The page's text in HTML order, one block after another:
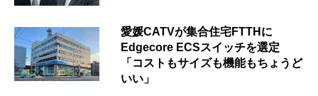
愛媛CATVが集合住宅FTTHに
Edgecore ECSスイッチを選定
「コストもサイズも機能もちょうど
いい」